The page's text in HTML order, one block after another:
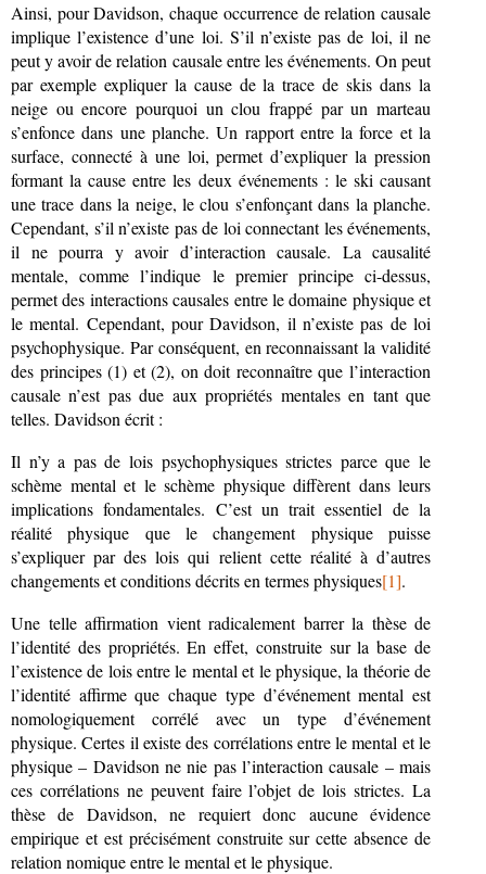
Ainsi, pour Davidson, chaque occurrence de relation causale
implique l’existence d’une loi. S’il n’existe pas de loi, il ne
peut y avoir de relation causale entre les événements. On peut
par exemple expliquer la cause de la trace de skis dans la
neige ou encore pourquoi un clou frappé par un marteau
s’enfonce dans une planche. Un rapport entre la force et la
surface, connecté à une loi, permet d’expliquer la pression
formant la cause entre les deux événements : le ski causant
une trace dans la neige, le clou s’enfonçant dans la planche.
Cependant, s’il n’existe pas de loi connectant les événements,
il ne pourra y avoir d’interaction causale. La causalité
mentale, comme l’indique le premier principe ci-dessus,
permet des interactions causales entre le domaine physique et
le mental. Cependant, pour Davidson, il n’existe pas de loi
psychophysique. Par conséquent, en reconnaissant la validité
des principes (1) et (2), on doit reconnaître que l’interaction
causale n’est pas due aux propriétés mentales en tant que
telles. Davidson écrit :
Il n’y a pas de lois psychophysiques strictes parce que le
schème mental et le schème physique diffèrent dans leurs
implications fondamentales. C’est un trait essentiel de la
réalité physique que le changement physique puisse
s’expliquer par des lois qui relient cette réalité à d’autres
changements et conditions décrits en termes physiques[1].
Une telle affirmation vient radicalement barrer la thèse de
l’identité des propriétés. En effet, construite sur la base de
l’existence de lois entre le mental et le physique, la théorie de
l’identité affirme que chaque type d’événement mental est
nomologiquement corrélé avec un type d’événement
physique. Certes il existe des corrélations entre le mental et le
physique – Davidson ne nie pas l’interaction causale – mais
ces corrélations ne peuvent faire l’objet de lois strictes. La
thèse de Davidson, ne requiert donc aucune évidence
empirique et est précisément construite sur cette absence de
relation nomique entre le mental et le physique.